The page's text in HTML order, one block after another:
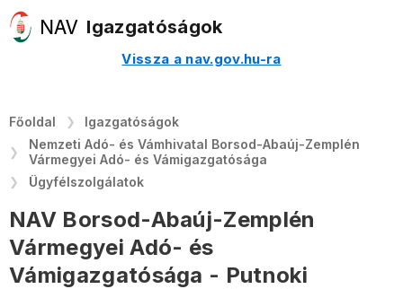
Igazgatóságok
Vissza a nav.gov.hu-ra
Főoldal
Igazgatóságok
Nemzeti Adó- és Vámhivatal Borsod-Abaúj-Zemplén
Vármegyei Adó- és Vámigazgatósága
Ügyfélszolgálatok
NAV Borsod-Abaúj-Zemplén
Vármegyei Adó- és
Vámigazgatósága - Putnoki